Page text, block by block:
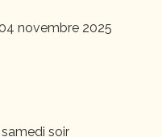
novembre 2025
soir